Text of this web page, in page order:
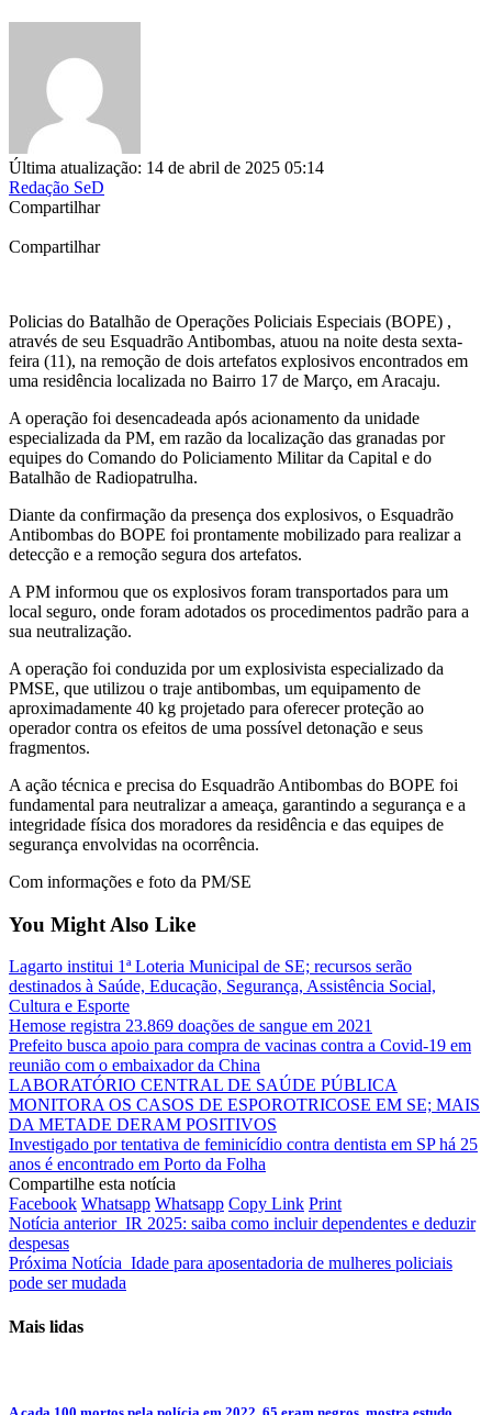
Última atualização: 14 de abril de 2025 05:14
Redação SeD
Compartilhar
Compartilhar
Policias do Batalhão de Operações Policiais Especiais (BOPE) ,
através de seu Esquadrão Antibombas, atuou na noite desta sexta-
feira (11), na remoção de dois artefatos explosivos encontrados em
uma residência localizada no Bairro 17 de Março, em Aracaju.
A operação foi desencadeada após acionamento da unidade
especializada da PM, em razão da localização das granadas por
equipes do Comando do Policiamento Militar da Capital e do
Batalhão de Radiopatrulha.
Diante da confirmação da presença dos explosivos, o Esquadrão
Antibombas do BOPE foi prontamente mobilizado para realizar a
detecção e a remoção segura dos artefatos.
A PM informou que os explosivos foram transportados para um
local seguro, onde foram adotados os procedimentos padrão para a
sua neutralização.
A operação foi conduzida por um explosivista especializado da
PMSE, que utilizou o traje antibombas, um equipamento de
aproximadamente 40 kg projetado para oferecer proteção ao
operador contra os efeitos de uma possível detonação e seus
fragmentos.
A ação técnica e precisa do Esquadrão Antibombas do BOPE foi
fundamental para neutralizar a ameaça, garantindo a segurança e a
integridade física dos moradores da residência e das equipes de
segurança envolvidas na ocorrência.
Com informações e foto da PM/SE
You Might Also Like
Lagarto institui 1ª Loteria Municipal de SE; recursos serão
destinados à Saúde, Educação, Segurança, Assistência Social,
Cultura e Esporte
Hemose registra 23.869 doações de sangue em 2021
Prefeito busca apoio para compra de vacinas contra a Covid-19 em
reunião com o embaixador da China
LABORATÓRIO CENTRAL DE SAÚDE PÚBLICA
MONITORA OS CASOS DE ESPOROTRICOSE EM SE; MAIS
DA METADE DERAM POSITIVOS
Investigado por tentativa de feminicídio contra dentista em SP há 25
anos é encontrado em Porto da Folha
Compartilhe esta notícia
Facebook Whatsapp Whatsapp Copy Link Print
Notícia anterior IR 2025: saiba como incluir dependentes e deduzir
despesas
Próxima Notícia Idade para aposentadoria de mulheres policiais
pode ser mudada
Mais lidas